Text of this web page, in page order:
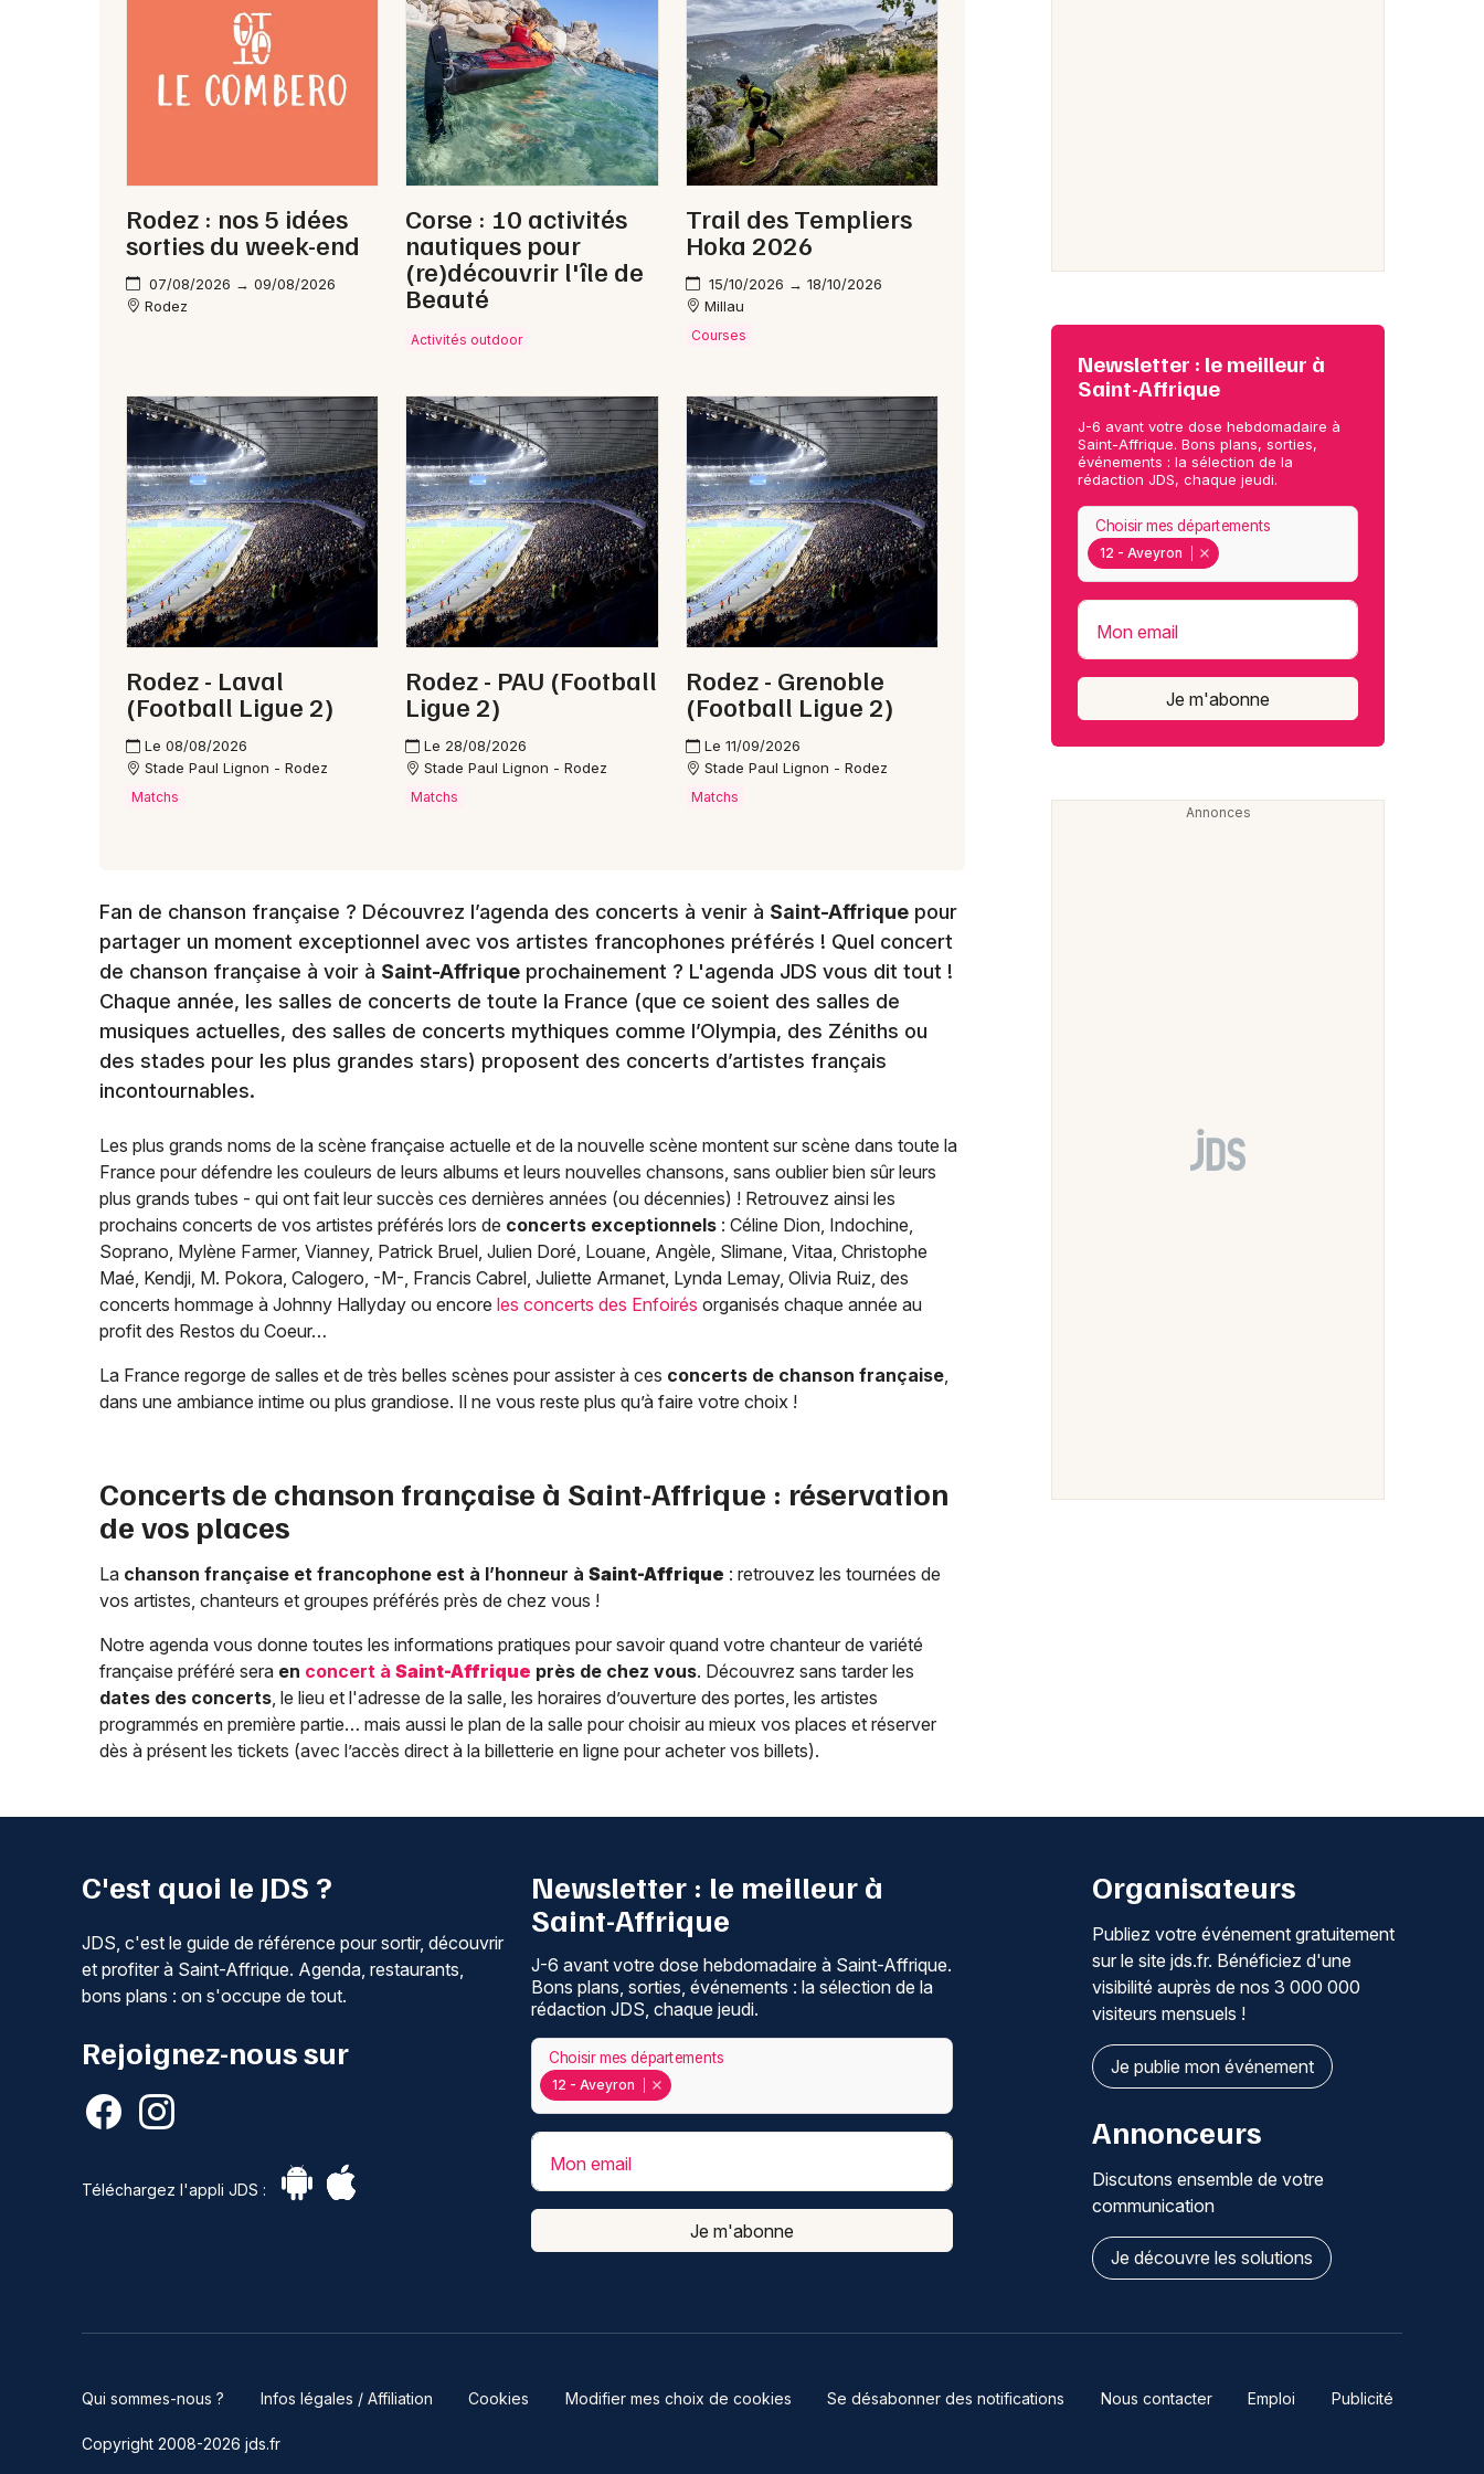
Newsletter des sorties
Artistes en tournée
Actus à Saint-Affrique
Magazine à Saint-Affrique
12 - Aveyron
Choisir mes départements
Mon email
Je m'abonne
Rodez : nos 5 idées
sorties du week-end
07/08/2026 → 09/08/2026
Rodez
Corse : 10 activités
nautiques pour
(re)découvrir l'île de
Beauté
Activités outdoor
Trail des Templiers
Hoka 2026
15/10/2026 → 18/10/2026
Millau
Courses
Rodez - Laval
(Football Ligue 2)
Le 08/08/2026
Stade Paul Lignon - Rodez
Matchs
Rodez - PAU (Football
Ligue 2)
Le 28/08/2026
Stade Paul Lignon - Rodez
Matchs
Rodez - Grenoble
(Football Ligue 2)
Le 11/09/2026
Stade Paul Lignon - Rodez
Matchs
Fan de chanson française ? Découvrez l’agenda des concerts à venir à Saint-Affrique pour
partager un moment exceptionnel avec vos artistes francophones préférés ! Quel concert
de chanson française à voir à Saint-Affrique prochainement ? L'agenda JDS vous dit tout !
Chaque année, les salles de concerts de toute la France (que ce soient des salles de
musiques actuelles, des salles de concerts mythiques comme l’Olympia, des Zéniths ou
des stades pour les plus grandes stars) proposent des concerts d’artistes français
incontournables.
Les plus grands noms de la scène française actuelle et de la nouvelle scène montent sur scène dans toute la
France pour défendre les couleurs de leurs albums et leurs nouvelles chansons, sans oublier bien sûr leurs
plus grands tubes - qui ont fait leur succès ces dernières années (ou décennies) ! Retrouvez ainsi les
prochains concerts de vos artistes préférés lors de concerts exceptionnels : Céline Dion, Indochine,
Soprano, Mylène Farmer, Vianney, Patrick Bruel, Julien Doré, Louane, Angèle, Slimane, Vitaa, Christophe
Maé, Kendji, M. Pokora, Calogero, -M-, Francis Cabrel, Juliette Armanet, Lynda Lemay, Olivia Ruiz, des
concerts hommage à Johnny Hallyday ou encore les concerts des Enfoirés organisés chaque année au
profit des Restos du Coeur…
La France regorge de salles et de très belles scènes pour assister à ces concerts de chanson française,
dans une ambiance intime ou plus grandiose. Il ne vous reste plus qu’à faire votre choix !
Concerts de chanson française à Saint-Affrique : réservation
de vos places
La chanson française et francophone est à l’honneur à Saint-Affrique : retrouvez les tournées de
vos artistes, chanteurs et groupes préférés près de chez vous !
Notre agenda vous donne toutes les informations pratiques pour savoir quand votre chanteur de variété
française préféré sera en concert à Saint-Affrique près de chez vous. Découvrez sans tarder les
dates des concerts, le lieu et l'adresse de la salle, les horaires d’ouverture des portes, les artistes
programmés en première partie… mais aussi le plan de la salle pour choisir au mieux vos places et réserver
dès à présent les tickets (avec l’accès direct à la billetterie en ligne pour acheter vos billets).
Newsletter : le meilleur à
Saint-Affrique
J-6 avant votre dose hebdomadaire à
Saint-Affrique. Bons plans, sorties,
événements : la sélection de la
rédaction JDS, chaque jeudi.
12 - Aveyron
Choisir mes départements
Mon email
Je m'abonne
C'est quoi le JDS ?
JDS, c'est le guide de référence pour sortir, découvrir
et profiter à Saint-Affrique. Agenda, restaurants,
bons plans : on s'occupe de tout.
Rejoignez-nous sur
Téléchargez l'appli JDS :
Newsletter : le meilleur à
Saint-Affrique
J-6 avant votre dose hebdomadaire à Saint-Affrique.
Bons plans, sorties, événements : la sélection de la
rédaction JDS, chaque jeudi.
12 - Aveyron
Choisir mes départements
Mon email
Je m'abonne
Organisateurs
Publiez votre événement gratuitement
sur le site jds.fr. Bénéficiez d'une
visibilité auprès de nos 3 000 000
visiteurs mensuels !
Je publie mon événement
Annonceurs
Discutons ensemble de votre
communication
Je découvre les solutions
Qui sommes-nous ? Infos légales / Affiliation Cookies Modifier mes choix de cookies Se désabonner des notifications Nous contacter Emploi Publicité
Copyright 2008-2026 jds.fr